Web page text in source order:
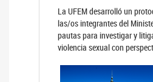
La UFEM desarrolló un
las/os integrantes del
pautas para investigar y
violencia sexual con